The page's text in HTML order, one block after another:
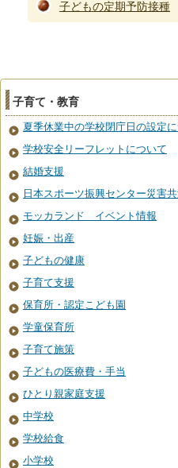
子どもの定期予防接種
子育て・教育
夏季休業中の学校閉庁日の設定
学校安全リーフレットについて
結婚支援
日本スポーツ振興センター災害
モッカランド イベント情報
妊娠・出産
子どもの健康
子育て支援
保育所・認定こども園
学童保育所
子育て施策
子どもの医療費・手当
ひとり親家庭支援
中学校
学校給食
小学校